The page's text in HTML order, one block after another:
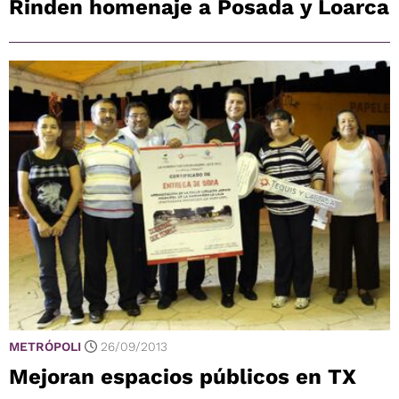
Rinden homenaje a Posada y Loarca
METRÓPOLI 26/09/2013
Mejoran espacios públicos en TX